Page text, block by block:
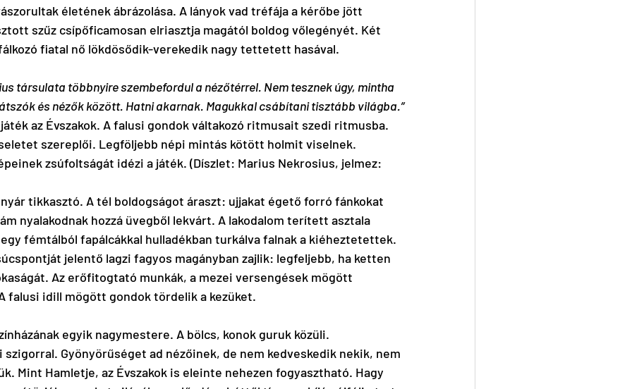
életének ábrázolása. A lányok vad tréfája a kérőbe jött
szűz csípőficamosan elriasztja magától boldog vőlegényét. Két
fiatal nő lökdösődik-verekedik nagy tettetett hasával.
társulata többnyire szembefordul a nézőtérrel. Nem tesznek úgy, mintha
és nézők között. Hatni akarnak. Magukkal csábítani tisztább világba.”
az Évszakok. A falusi gondok váltakozó ritmusait szedi ritmusba.
szereplői. Legföljebb népi mintás kötött holmit viselnek.
zsúfoltságát idézi a játék. (Díszlet: Marius Nekrosius, jelmez:
tikkasztó. A tél boldogságot áraszt: ujjakat égető forró fánkokat
nyalakodnak hozzá üvegből lekvárt. A lakodalom terített asztala
fémtálból fapálcákkal hulladékban turkálva falnak a kiéheztetettek.
jelentő lagzi fagyos magányban zajlik: legfeljebb, ha ketten
Az erőfitogtató munkák, a mezei versengések mögött
falusi idill mögött gondok tördelik a kezüket.
egyik nagymestere. A bölcs, konok guruk közüli.
Gyönyörűséget ad nézőinek, de nem kedveskedik nekik, nem
Mint Hamletje, az Évszakok is eleinte nehezen fogyasztható. Hagy